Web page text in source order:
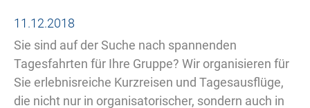
11.12.2018
Sie sind auf der Suche nach spannenden
Tagesfahrten für Ihre Gruppe? Wir organisieren für
Sie erlebnisreiche Kurzreisen und Tagesausflüge,
die nicht nur in organisatorischer, sondern auch in